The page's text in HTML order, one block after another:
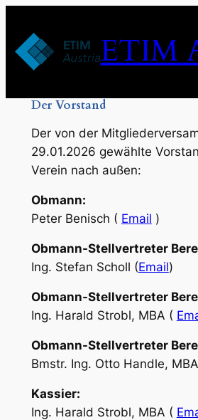
Inhalt
springen
ETIM
Der Vorstand
Der von der
29.01.2026 gewählte
Verein nach außen:
Obmann:
Peter Benisch ( Email )
Obmann-Stellvertreter
Ing. Stefan Scholl (Email)
Obmann-Stellvertreter
Ing. Harald Strobl, MBA (
Obmann-Stellvertreter
Bmstr. Ing. Otto Handle,
Kassier:
Ing. Harald Strobl, MBA (